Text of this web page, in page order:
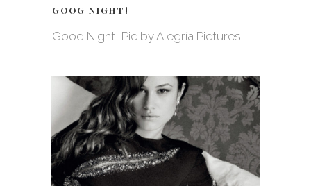
GOOG NIGHT!
Good Night! Pic by Alegría Pictures.